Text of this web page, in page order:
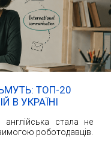
ТОП-20
В УКРАЇНІ
англійська стала не
роботодавців.